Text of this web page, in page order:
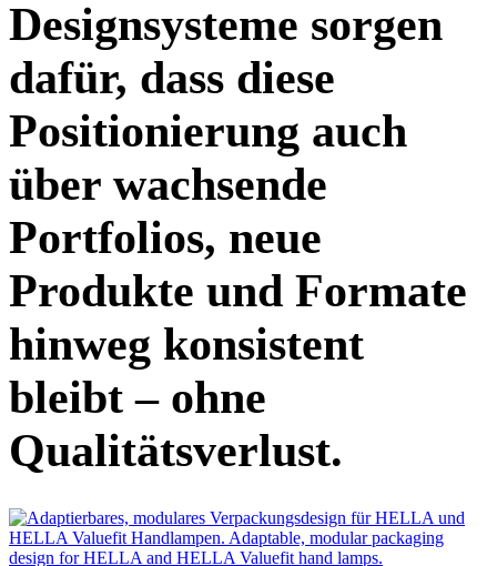
Designsysteme sorgen
dafür, dass diese
Positionierung auch
über wachsende
Portfolios, neue
Produkte und Formate
hinweg konsistent
bleibt – ohne
Qualitätsverlust.